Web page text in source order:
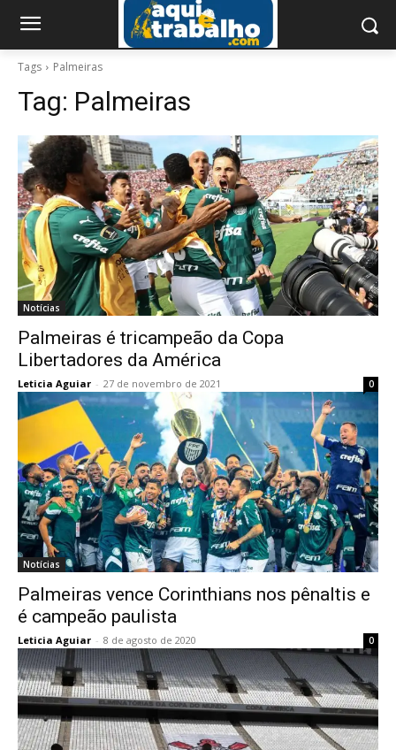
Tags Palmeiras
Tag: Palmeiras
Notícias
Palmeiras é tricampeão da Copa
Libertadores da América
Leticia Aguiar - 27 de novembro de 2021 0
Notícias
Palmeiras vence Corinthians nos pênaltis e
é campeão paulista
Leticia Aguiar - 8 de agosto de 2020 0